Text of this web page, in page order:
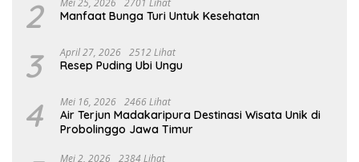
2 Mei 25, 2026 2701 Lihat
Manfaat Bunga Turi Untuk Kesehatan
3 April 27, 2026 2512 Lihat
Resep Puding Ubi Ungu
4 Mei 16, 2026 2466 Lihat
Air Terjun Madakaripura Destinasi Wisata Unik di
Probolinggo Jawa Timur
Mei 2, 2026 2384 Lihat